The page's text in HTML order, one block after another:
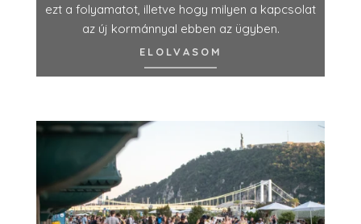
ezt a folyamatot, illetve hogy milyen a kapcsolat
az új kormánnyal ebben az ügyben.
ELOLVASOM